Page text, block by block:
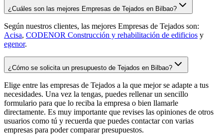
¿Cuáles son las mejores Empresas de Tejados en Bilbao?
Según nuestros clientes, las mejores Empresas de Tejados son:
Acisa, CODENOR Construcción y rehabilitación de edificios y
egenor.
¿Cómo se solicita un presupuesto de Tejados en Bilbao?
Elige entre las empresas de Tejados a la que mejor se adapte a tus
necesidades. Una vez la tengas, puedes rellenar un sencillo
formulario para que lo reciba la empresa o bien llamarle
directamente. Es muy importante que revises las opiniones de otros
usuarios como tú y recuerda que puedes contactar con varias
empresas para poder comparar presupuestos.